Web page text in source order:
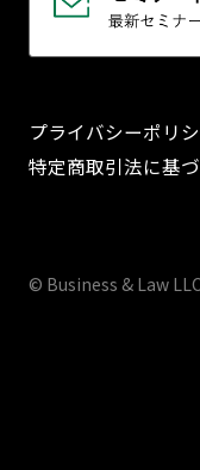
プライバシーポリ
特定商取引法に基
© Business & Law